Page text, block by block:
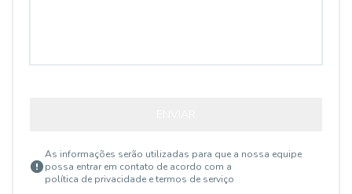
As informações serão utilizadas para que a nossa equipe
possa entrar em contato de acordo com a
política de privacidade e termos de serviço